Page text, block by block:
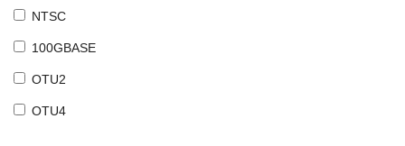
NTSC
100GBASE
OTU2
OTU4